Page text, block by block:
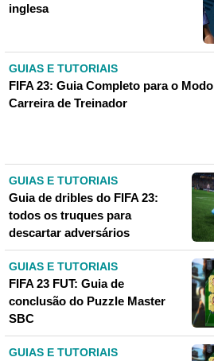
inglesa
GUIAS E TUTORIAIS
FIFA 23: Guia Completo para o Modo
Carreira de Treinador
GUIAS E TUTORIAIS
Guia de dribles do FIFA 23:
todos os truques para
descartar adversários
GUIAS E TUTORIAIS
FIFA 23 FUT: Guia de
conclusão do Puzzle Master
SBC
GUIAS E TUTORIAIS